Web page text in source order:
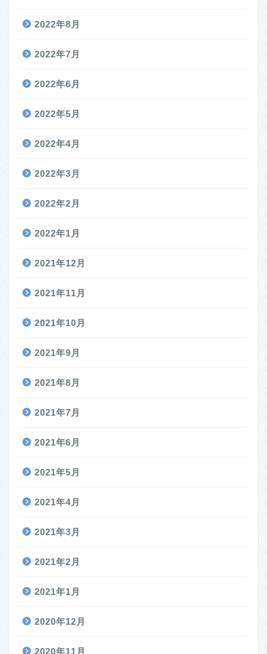
2022年8月
2022年7月
2022年6月
2022年5月
2022年4月
2022年3月
2022年2月
2022年1月
2021年12月
2021年11月
2021年10月
2021年9月
2021年8月
2021年7月
2021年6月
2021年5月
2021年4月
2021年3月
2021年2月
2021年1月
2020年12月
2020年11月